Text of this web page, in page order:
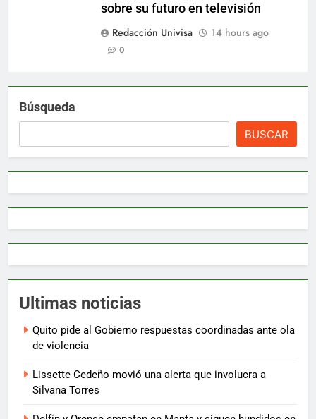
sobre su futuro en televisión
Redacción Univisa
14 hours ago
0
Búsqueda
BUSCAR
Ultimas noticias
Quito pide al Gobierno respuestas coordinadas ante ola
de violencia
Lissette Cedeño movió una alerta que involucra a
Silvana Torres